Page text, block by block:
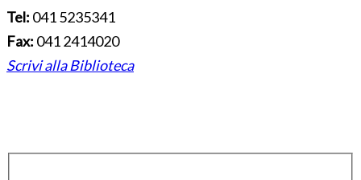
Tel: 041 5235341
Fax: 041 2414020
Scrivi alla Biblioteca